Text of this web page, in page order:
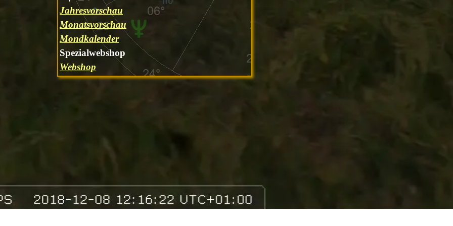
Jahresvorschau
Monatsvorschau
Mondkalender
Spezialwebshop
Webshop